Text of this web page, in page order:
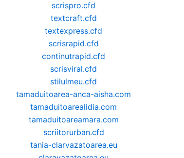
scrispro.cfd
textcraft.cfd
textexpress.cfd
scrisrapid.cfd
continutrapid.cfd
scrisviral.cfd
stilulmeu.cfd
tamaduitoarea-anca-aisha.com
tamaduitoarealidia.com
tamaduitoareamara.com
scriitorurban.cfd
tania-clarvazatoarea.eu